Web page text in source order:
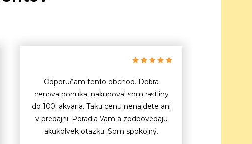
Odporučam tento obchod. Dobra
cenova ponuka, nakupoval som rastliny
do 100l akvaria. Taku cenu nenajdete ani
v predajni. Poradia Vam a zodpovedaju
akukolvek otazku. Som spokojný.